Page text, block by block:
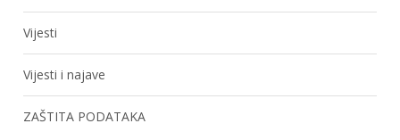
Vijesti
Vijesti i najave
ZAŠTITA PODATAKA